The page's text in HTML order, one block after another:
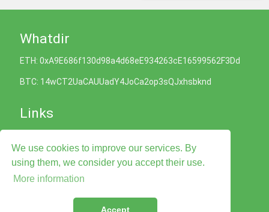
We use cookies to improve our services. By
using them, we consider you accept their use.
More information
Accept
Whatdir
ETH: 0xA9E686f130d98a4d68eE934263cE16599562F3Dd
BTC: 14wCT2UaCAUUadY4JoCa2op3sQJxhsbknd
Links
Privacy Policy
Terms of Service
Legal Advise